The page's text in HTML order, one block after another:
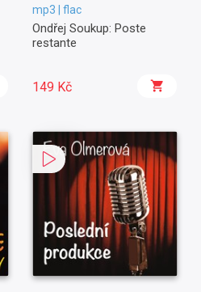
mp3 | flac
Ondřej Soukup: Poste
restante
149 Kč